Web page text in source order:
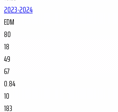
2023-2024
EDM
80
18
49
67
0.84
10
183